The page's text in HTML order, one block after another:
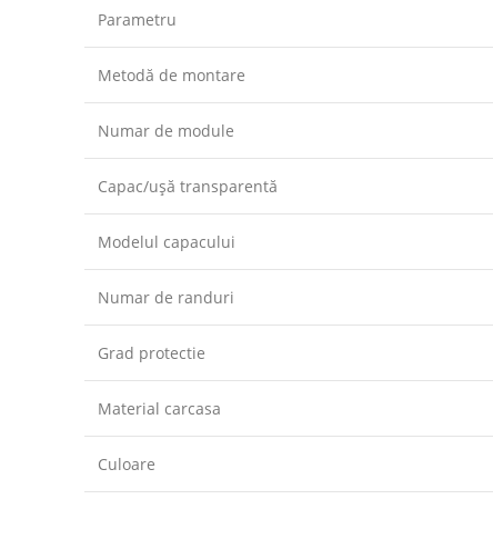
Parametru
Metodă de montare
Numar de module
Capac/ușă transparentă
Modelul capacului
Numar de randuri
Grad protectie
Material carcasa
Culoare